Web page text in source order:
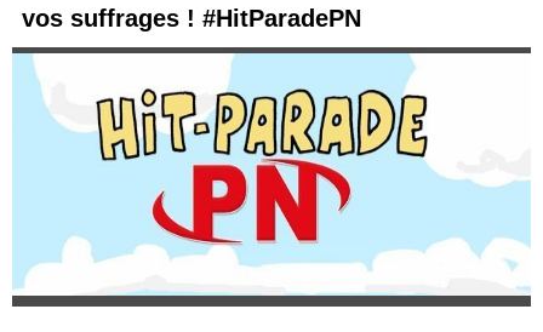
vos suffrages ! #HitParadePN